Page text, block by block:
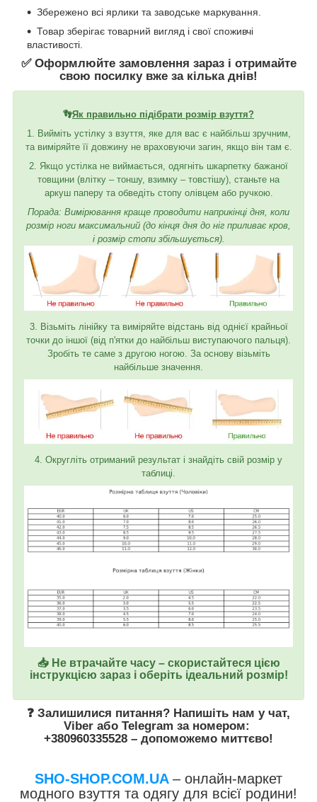
Збережено всі ярлики та заводське маркування.
Товар зберігає товарний вигляд і свої споживчі
властивості.
✅ Оформлюйте замовлення зараз і отримайте
свою посилку вже за кілька днів!
👣Як правильно підібрати розмір взуття?
1. Вийміть устілку з взуття, яке для вас є найбільш зручним,
та виміряйте її довжину не враховуючи загин, якщо він там є.
2. Якщо устілка не виймається, одягніть шкарпетку бажаної
товщини (влітку – тоншу, взимку – товстішу), станьте на
аркуш паперу та обведіть стопу олівцем або ручкою.
Порада: Вимірювання краще проводити наприкінці дня, коли
розмір ноги максимальний (до кінця дня до ніг приливає кров,
і розмір стопи збільшується).
3. Візьміть лінійку та виміряйте відстань від однієї крайньої
точки до іншої (від п'ятки до найбільш виступаючого пальця).
Зробіть те саме з другою ногою. За основу візьміть
найбільше значення.
4. Округліть отриманий результат і знайдіть свій розмір у
таблиці.
📥 Не втрачайте часу – скористайтеся цією
інструкцією зараз і оберіть ідеальний розмір!
❓ Залишилися питання? Напишіть нам у чат,
Viber або Telegram за номером:
+380960335528 – допоможемо миттєво!
SHO-SHOP.COM.UA – онлайн-маркет
модного взуття та одягу для всієї родини!